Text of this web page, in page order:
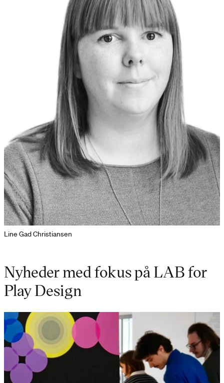
Line Gad Christiansen
Nyheder med fokus på LAB for
Play Design